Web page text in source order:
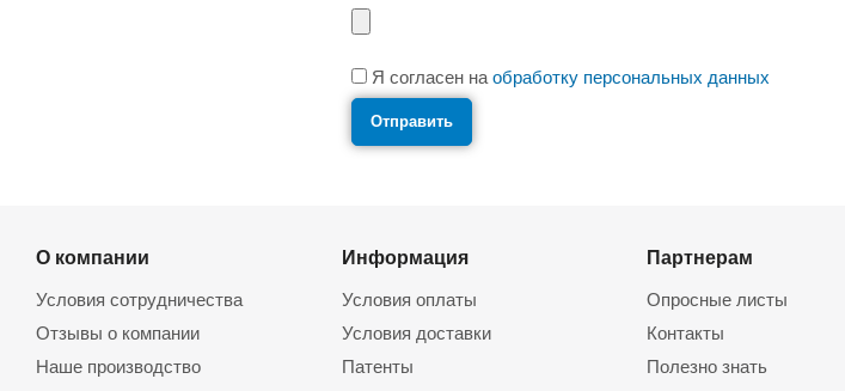
Я согласен на обработку персональных данных
О компании
Условия сотрудничества
Отзывы о компании
Наше производство
Информация
Условия оплаты
Условия доставки
Патенты
Партнерам
Опросные листы
Контакты
Полезно знать